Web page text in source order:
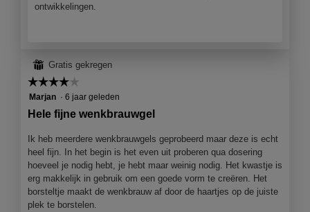
ontwikkelingen.
⊞ Gratis gekregen
☆☆☆☆☆
☆☆☆☆☆
4
van
sterren.
Marjan · 6 jaar geleden
Hele fijne wenkbrauwgel
Ik heb meerdere wenkbrauwgels geprobeerd maar deze is echt
heel fijn. In het begin is het even uit proberen qua dosering
hoeveel je nodig hebt, je hebt maar weinig nodig. Het kwastje is
erg makkelijk in gebruik om een goede vorm te creëren. Het
borsteltje maakt de wenkbrauw af door de haartjes op de juiste
plek te borstelen.